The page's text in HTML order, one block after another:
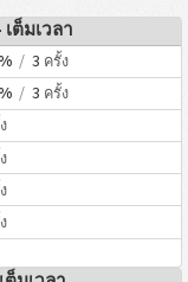
ต็มเวลา
/ 3 ครั้ง
/ 3 ครั้ง